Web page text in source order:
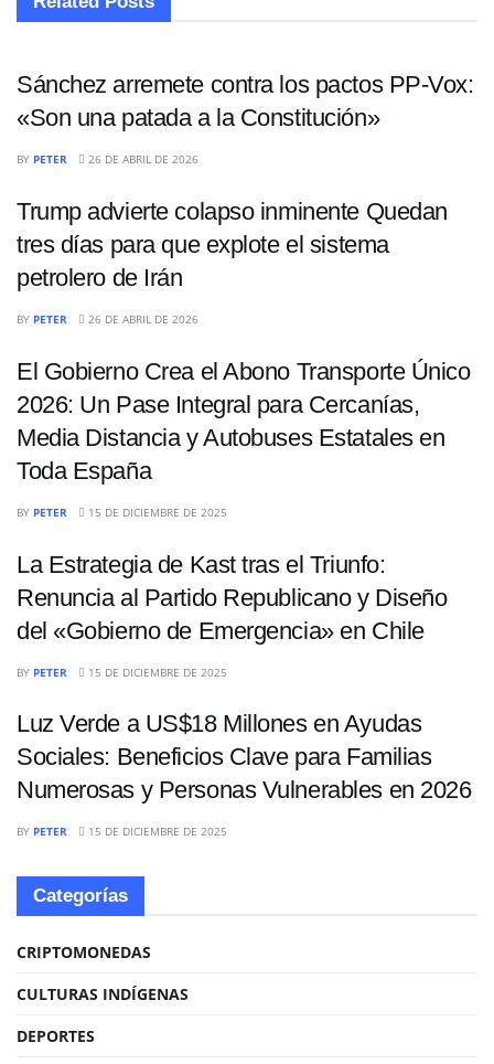
INTERNACIONALES
Sánchez arremete contra los pactos PP-Vox:
«Son una patada a la Constitución»
BY PETER 26 DE ABRIL DE 2026
Trump advierte colapso inminente Quedan
tres días para que explote el sistema
petrolero de Irán
BY PETER 26 DE ABRIL DE 2026
El Gobierno Crea el Abono Transporte Único
2026: Un Pase Integral para Cercanías,
Media Distancia y Autobuses Estatales en
Toda España
BY PETER 15 DE DICIEMBRE DE 2025
La Estrategia de Kast tras el Triunfo:
Renuncia al Partido Republicano y Diseño
del «Gobierno de Emergencia» en Chile
BY PETER 15 DE DICIEMBRE DE 2025
Luz Verde a US$18 Millones en Ayudas
Sociales: Beneficios Clave para Familias
Numerosas y Personas Vulnerables en 2026
BY PETER 15 DE DICIEMBRE DE 2025
Categorías
CRIPTOMONEDAS
CULTURAS INDÍGENAS
DEPORTES